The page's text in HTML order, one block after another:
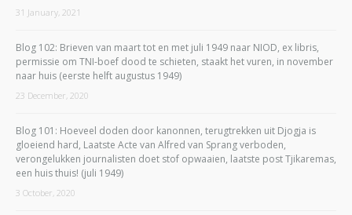
31 January, 2021
Blog 102: Brieven van maart tot en met juli 1949 naar NIOD, ex libris,
permissie om TNI-boef dood te schieten, staakt het vuren, in november
naar huis (eerste helft augustus 1949)
23 December, 2020
Blog 101: Hoeveel doden door kanonnen, terugtrekken uit Djogja is
gloeiend hard, Laatste Acte van Alfred van Sprang verboden,
verongelukken journalisten doet stof opwaaien, laatste post Tjikaremas,
een huis thuis! (juli 1949)
3 October, 2020